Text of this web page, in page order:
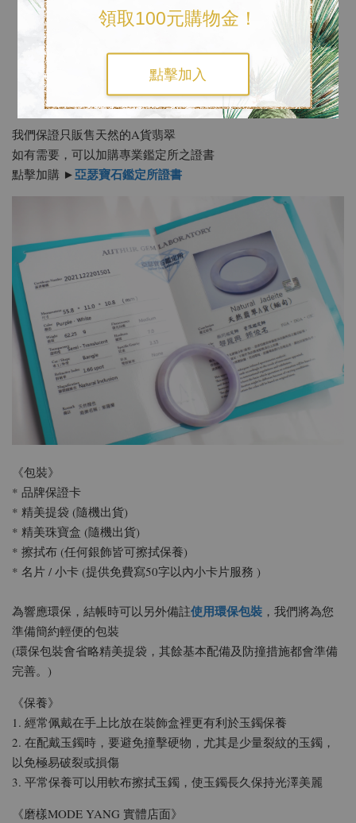
領取100元購物金！
點擊加入
《加購專業鑑定證書》
我們保證只販售天然的A貨翡翠
如有需要，可以加購專業鑑定所之證書
點擊加購 ►亞瑟寶石鑑定所證書
《包裝》
* 品牌保證卡
* 精美提袋 (隨機出貨)
* 精美珠寶盒 (隨機出貨)
* 擦拭布 (任何銀飾皆可擦拭保養)
* 名片 / 小卡 (提供免費寫50字以內小卡片服務 )
為響應環保，結帳時可以另外備註使用環保包裝 ，我們將為您
準備簡約輕便的包裝
(環保包裝會省略精美提袋，其餘基本配備及防撞措施都會準備
完善。)
《保養》
1. 經常佩戴在手上比放在裝飾盒裡更有利於玉鐲保養
2. 在配戴玉鐲時，要避免撞擊硬物，尤其是少量裂紋的玉鐲，
以免極易破裂或損傷
3. 平常保養可以用軟布擦拭玉鐲，使玉鐲長久保持光澤美麗
《磨樣MODE YANG 實體店面》